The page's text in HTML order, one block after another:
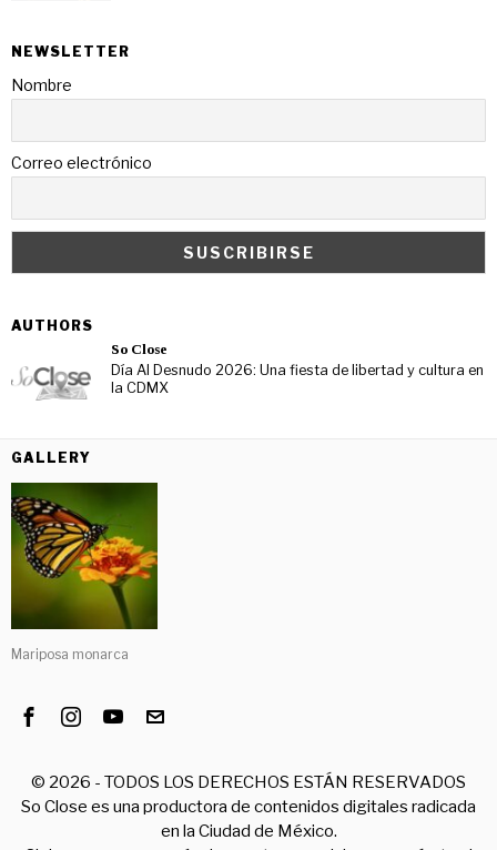
NEWSLETTER
Nombre
Correo electrónico
AUTHORS
So Close
Día Al Desnudo 2026: Una fiesta de libertad y cultura en
la CDMX
GALLERY
Mariposa monarca
© 2026 - TODOS LOS DERECHOS ESTÁN RESERVADOS
So Close es una productora de contenidos digitales radicada
en la Ciudad de México.